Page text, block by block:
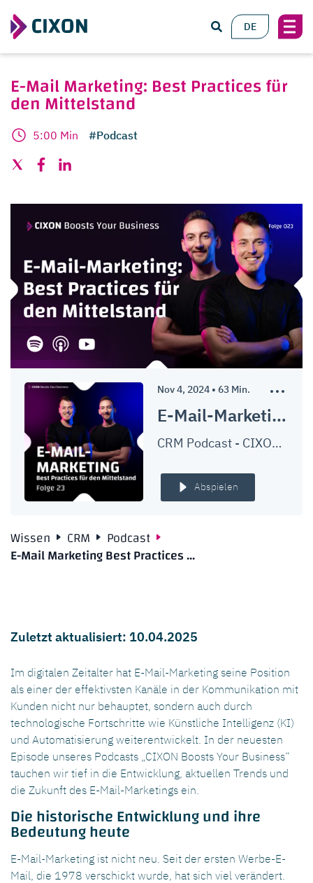
DE
E-Mail Marketing: Best Practices für
den Mittelstand
5:00 Min #Podcast
Nov 4, 2024 • 63 Min.
E-Mail-Marketing: Best Practices für den Mittelstand | E-Mail-Tools, Betreff, Personalisierung, A/B Testing & mehr | Ep. #023
CRM Podcast - CIXON Boosts Your Business
Abspielen
Wissen CRM Podcast
E-Mail Marketing Best Practices ...
Zuletzt aktualisiert: 10.04.2025
Im digitalen Zeitalter hat E-Mail-Marketing seine Position
als einer der effektivsten Kanäle in der Kommunikation mit
Kunden nicht nur behauptet, sondern auch durch
technologische Fortschritte wie Künstliche Intelligenz (KI)
und Automatisierung weiterentwickelt. In der neuesten
Episode unseres Podcasts „CIXON Boosts Your Business“
tauchen wir tief in die Entwicklung, aktuellen Trends und
die Zukunft des E-Mail-Marketings ein.
Die historische Entwicklung und ihre
Bedeutung heute
E-Mail-Marketing ist nicht neu. Seit der ersten Werbe-E-
Mail, die 1978 verschickt wurde, hat sich viel verändert.